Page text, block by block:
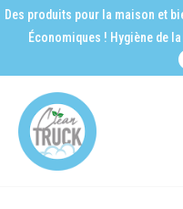
Des produits pour la maison et
Économiques ! Hygiène de